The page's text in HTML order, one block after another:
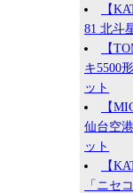
【
81 北斗
【
キ5500
ット
【
仙台空
ット
【
「ニセ